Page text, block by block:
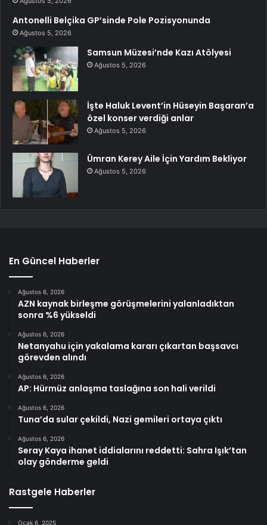
Antonelli Belçika GP’sinde Pole Pozisyonunda
Ağustos 5, 2026
Samsun Müzesi’nde Kazı Atölyesi
Ağustos 5, 2026
İşte Haluk Levent’in Hüseyin Başaran’a
özel konser verdiği anlar
Ağustos 5, 2026
Ümran Kerey Aile İçin Yardım Bekliyor
Ağustos 5, 2026
En Güncel Haberler
Ağustos 6, 2026
AZN kaynak birleşme görüşmelerini yalanladıktan
sonra %6 yükseldi
Ağustos 6, 2026
Netanyahu için yakalama kararı çıkartan başsavcı
görevden alındı
Ağustos 6, 2026
AP: Hürmüz anlaşma taslağına son hali verildi
Ağustos 6, 2026
Tuna’da sular çekildi, Nazi gemileri ortaya çıktı
Ağustos 6, 2026
Seray Kaya ihanet iddialarını reddetti: Sahra Işık’tan
olay gönderme geldi
Rastgele Haberler
Ocak 6, 2025